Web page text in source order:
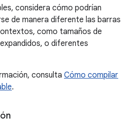
considera cómo podrían
de manera diferente las barras
como tamaños de
o diferentes
consulta Cómo compilar
.